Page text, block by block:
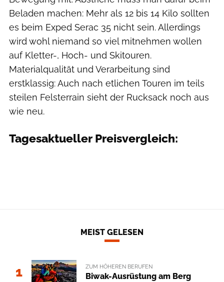
Beladen machen: Mehr als 12 bis 14 Kilo sollten
es beim Exped Serac 35 nicht sein. Allerdings
wird wohl niemand so viel mitnehmen wollen
auf Kletter-, Hoch- und Skitouren.
Materialqualität und Verarbeitung sind
erstklassig: Auch nach etlichen Touren im teils
steilen Felsterrain sieht der Rucksack noch aus
wie neu.
Tagesaktueller Preisvergleich:
MEIST GELESEN
1 ZUM HÖHEREN BERUFEN
Biwak-Ausrüstung am Berg